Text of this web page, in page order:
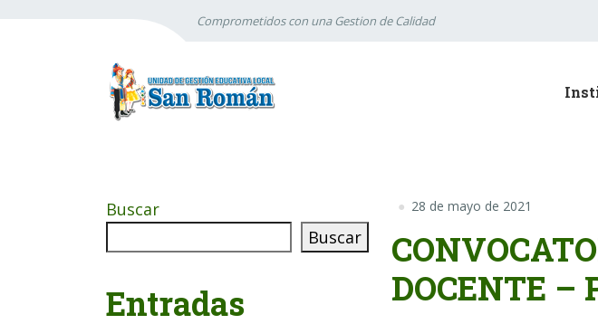
Comprometidos con una Gestion de Calidad
28 de mayo de 2021
DOCENTE –
Buscar
Buscar
Entradas